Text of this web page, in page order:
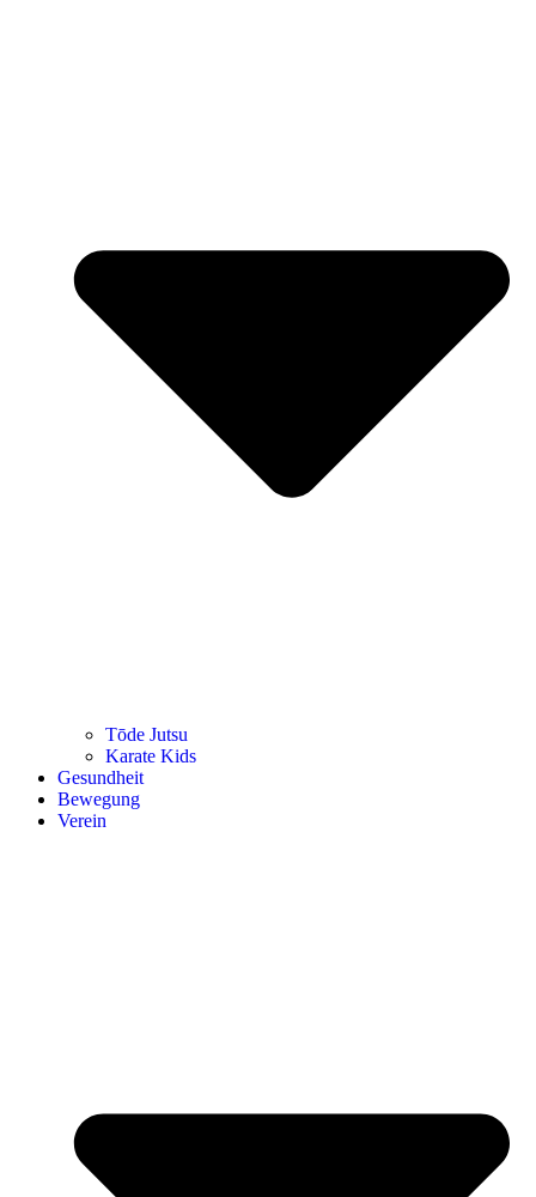
Tōde Jutsu
Kara­te Kids
Gesund­heit
Bewe­gung
Ver­ein